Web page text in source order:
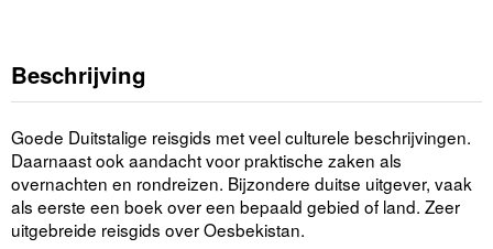
Beschrijving
Goede Duitstalige reisgids met veel culturele beschrijvingen.
Daarnaast ook aandacht voor praktische zaken als
overnachten en rondreizen. Bijzondere duitse uitgever, vaak
als eerste een boek over een bepaald gebied of land. Zeer
uitgebreide reisgids over Oesbekistan.